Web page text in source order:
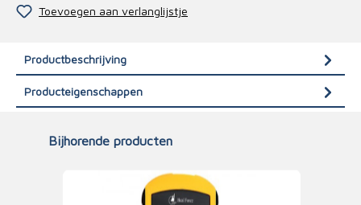
Toevoegen aan verlanglijstje
Productbeschrijving
Producteigenschappen
Bijhorende producten